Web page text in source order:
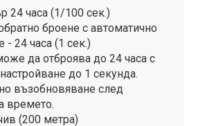
24 часа (1/100 сек.)
броене с автоматично
- 24 часа (1 сек.)
да отброява до 24 часа с
до 1 секунда.
възобновяване след
времето.
(200 метра)